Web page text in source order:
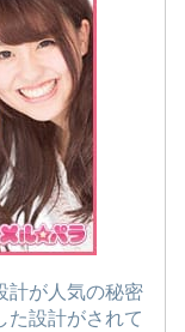
計が人気の秘密
た設計がされて